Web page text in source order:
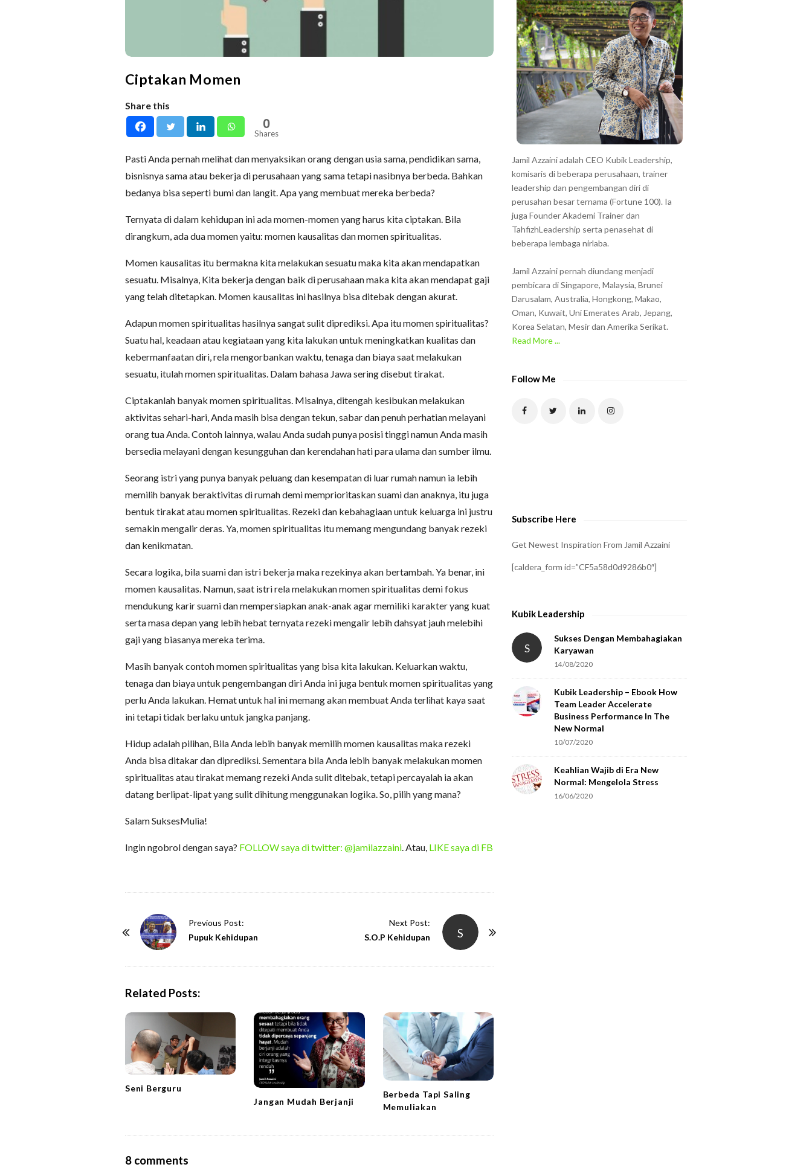
Ciptakan Momen
Share this
0
Shares
Pasti Anda pernah melihat dan menyaksikan orang dengan usia sama, pendidikan sama,
bisnisnya sama atau bekerja di perusahaan yang sama tetapi nasibnya berbeda. Bahkan
bedanya bisa seperti bumi dan langit. Apa yang membuat mereka berbeda?
Ternyata di dalam kehidupan ini ada momen-momen yang harus kita ciptakan. Bila
dirangkum, ada dua momen yaitu: momen kausalitas dan momen spiritualitas.
Momen kausalitas itu bermakna kita melakukan sesuatu maka kita akan mendapatkan
sesuatu. Misalnya, Kita bekerja dengan baik di perusahaan maka kita akan mendapat gaji
yang telah ditetapkan. Momen kausalitas ini hasilnya bisa ditebak dengan akurat.
Adapun momen spiritualitas hasilnya sangat sulit diprediksi. Apa itu momen spiritualitas?
Suatu hal, keadaan atau kegiataan yang kita lakukan untuk meningkatkan kualitas dan
kebermanfaatan diri, rela mengorbankan waktu, tenaga dan biaya saat melakukan
sesuatu, itulah momen spiritualitas. Dalam bahasa Jawa sering disebut tirakat.
Ciptakanlah banyak momen spiritualitas. Misalnya, ditengah kesibukan melakukan
aktivitas sehari-hari, Anda masih bisa dengan tekun, sabar dan penuh perhatian melayani
orang tua Anda. Contoh lainnya, walau Anda sudah punya posisi tinggi namun Anda masih
bersedia melayani dengan kesungguhan dan kerendahan hati para ulama dan sumber ilmu.
Seorang istri yang punya banyak peluang dan kesempatan di luar rumah namun ia lebih
memilih banyak beraktivitas di rumah demi memprioritaskan suami dan anaknya, itu juga
bentuk tirakat atau momen spiritualitas. Rezeki dan kebahagiaan untuk keluarga ini justru
semakin mengalir deras. Ya, momen spiritualitas itu memang mengundang banyak rezeki
dan kenikmatan.
Secara logika, bila suami dan istri bekerja maka rezekinya akan bertambah. Ya benar, ini
momen kausalitas. Namun, saat istri rela melakukan momen spiritualitas demi fokus
mendukung karir suami dan mempersiapkan anak-anak agar memiliki karakter yang kuat
serta masa depan yang lebih hebat ternyata rezeki mengalir lebih dahsyat jauh melebihi
gaji yang biasanya mereka terima.
Masih banyak contoh momen spiritualitas yang bisa kita lakukan. Keluarkan waktu,
tenaga dan biaya untuk pengembangan diri Anda ini juga bentuk momen spiritualitas yang
perlu Anda lakukan. Hemat untuk hal ini memang akan membuat Anda terlihat kaya saat
ini tetapi tidak berlaku untuk jangka panjang.
Hidup adalah pilihan, Bila Anda lebih banyak memilih momen kausalitas maka rezeki
Anda bisa ditakar dan diprediksi. Sementara bila Anda lebih banyak melakukan momen
spiritualitas atau tirakat memang rezeki Anda sulit ditebak, tetapi percayalah ia akan
datang berlipat-lipat yang sulit dihitung menggunakan logika. So, pilih yang mana?
Salam SuksesMulia!
Ingin ngobrol dengan saya? FOLLOW saya di twitter: @jamilazzaini . Atau, LIKE saya di FB
Previous Post:
Pupuk Kehidupan
S
Next Post:
S.O.P Kehidupan
Related Posts:
Seni Berguru
Jangan Mudah Berjanji
Berbeda Tapi Saling
Memuliakan
8 comments
Jamil Azzaini adalah CEO Kubik Leadership,
komisaris di beberapa perusahaan, trainer
leadership dan pengembangan diri di
perusahan besar ternama (Fortune 100). Ia
juga Founder Akademi Trainer dan
TahfizhLeadership serta penasehat di
beberapa lembaga nirlaba.
Jamil Azzaini pernah diundang menjadi
pembicara di Singapore, Malaysia, Brunei
Darusalam, Australia, Hongkong, Makao,
Oman, Kuwait, Uni Emerates Arab, Jepang,
Korea Selatan, Mesir dan Amerika Serikat.
Read More ...
Follow Me
Subscribe Here
Get Newest Inspiration From Jamil Azzaini
[caldera_form id=”CF5a58d0d9286b0″]
Kubik Leadership
S
Sukses Dengan Membahagiakan
Karyawan
14/08/2020
Kubik Leadership – Ebook How
Team Leader Accelerate
Business Performance In The
New Normal
10/07/2020
Keahlian Wajib di Era New
Normal: Mengelola Stress
16/06/2020